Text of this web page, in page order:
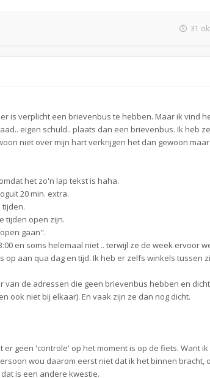
31
is verplicht een brievenbus te hebben. Maar ik vind
eigen schuld.. plaats dan een brievenbus. Ik heb
niet over mijn hart verkrijgen het dan gewoon
het zo'n lap tekst is haha.
20 min. extra.
tijden.
tijden open zijn.
gaan".
en soms helemaal niet .. terwijl ze de week ervoor
aan qua dag en tijd. Ik heb er zelfs winkels tussen
van de adressen die geen brievenbus hebben en
ook niet bij elkaar). En vaak zijn ze dan nog dicht.
geen 'controle' op het moment is op de fiets. Want
wou daarom eerst niet dat ik het binnen bracht,
is een andere kwestie.